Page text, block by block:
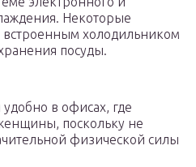
Некоторые
холодильником
посуды.
в офисах, где
поскольку не
физической силы